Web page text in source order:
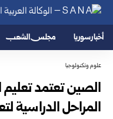
أخبار سوريا مجلس الشعب
علوم وتكنولوجيا
الصين تعتمد
المراحل الدراسية